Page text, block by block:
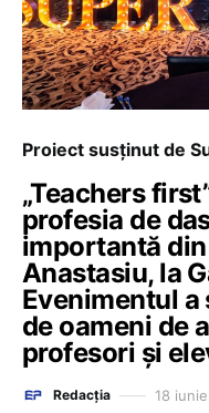
Proiect susținut de
„Teachers
profesia de
importantă
Anastasiu, la
Evenimentul
de oameni de
profesori și
Redacția 18